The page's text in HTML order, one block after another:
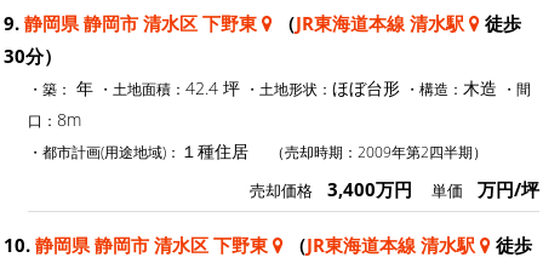
9. 静岡県 静岡市 清水区 下野東 （JR東海道本線 清水駅
徒歩
30分）
・築： 年 ・土地面積： 42.4 坪 ・土地形状： ほぼ台形 ・構造： 木造
・間
口： 8m
・都市計画(用途地域)： １種住居 （売却時期：2009年第2四半期）
売却価格 3,400万円 単価 万円/坪
10. 静岡県 静岡市 清水区 下野東 （JR東海道本線 清水駅
徒歩